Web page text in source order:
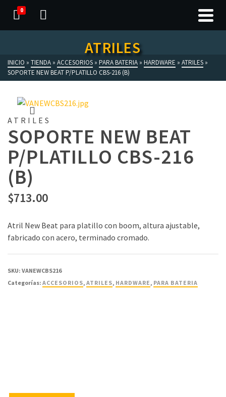
0
ATRILES
INICIO » TIENDA » ACCESORIOS » PARA BATERIA » HARDWARE » ATRILES »
SOPORTE NEW BEAT P/PLATILLO CBS-216 (B)
ATRILES
SOPORTE NEW BEAT
P/PLATILLO CBS-216
(B)
$713.00
Atril New Beat para platillo con boom, altura ajustable,
fabricado con acero, terminado cromado.
SKU: VANEWCBS216
Categorías: ACCESORIOS, ATRILES, HARDWARE, PARA BATERIA